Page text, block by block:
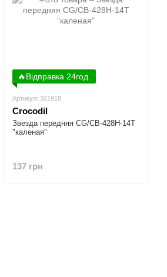
🔥Відправка 24год.
Артикул: 321918
Crocodil
Звезда передняя CG/CB-428H-14T
"каленая"
137 грн